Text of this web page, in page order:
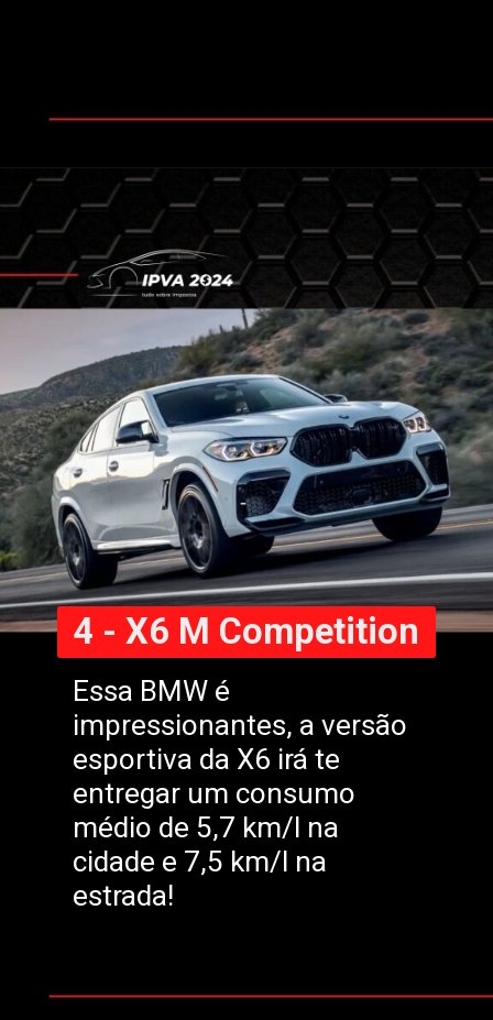
Essa BMW é
impressionantes, a versão
esportiva da X6 irá te
entregar um consumo
médio de 5,7 km/l na
cidade e 7,5 km/l na
estrada!
4 - X6 M Competition